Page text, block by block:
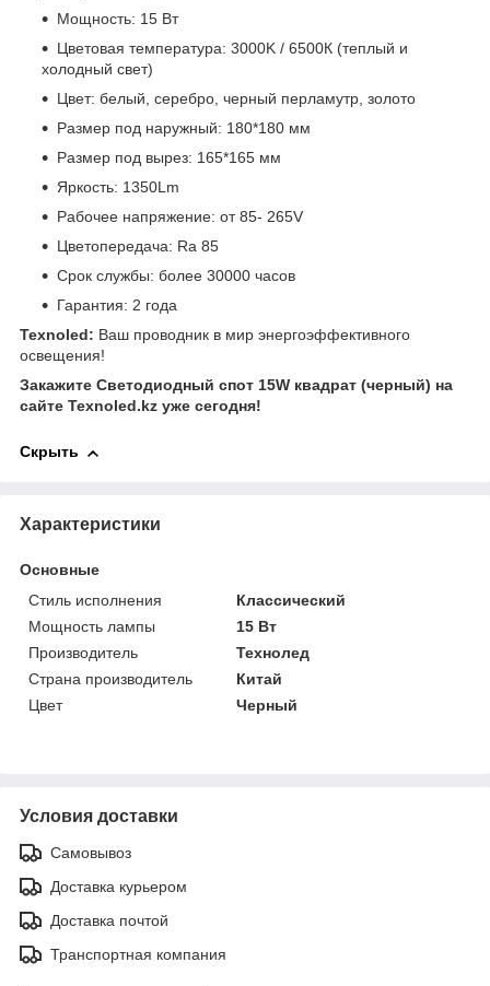
Мощность: 15 Вт
Цветовая температура: 3000K / 6500К (теплый и
холодный свет)
Цвет: белый, серебро, черный перламутр, золото
Размер под наружный: 180*180 мм
Размер под вырез: 165*165 мм
Яркость: 1350Lm
Рабочее напряжение: от 85- 265V
Цветопередача: Ra 85
Срок службы: более 30000 часов
Гарантия: 2 года
Texnoled: Ваш проводник в мир энергоэффективного
освещения!
Закажите Светодиодный спот 15W квадрат (черный) на
сайте Texnoled.kz уже сегодня!
Скрыть
Характеристики
Основные
Стиль исполнения
Классический
Мощность лампы
15 Вт
Производитель
Технолед
Страна производитель
Китай
Цвет
Черный
Условия доставки
Самовывоз
Доставка курьером
Доставка почтой
Транспортная компания